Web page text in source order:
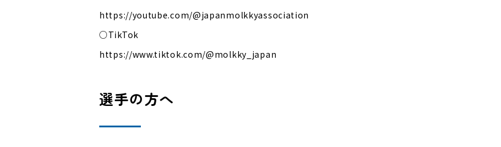
https://youtube.com/@japanmolkkyassociation
○TikTok
https://www.tiktok.com/@molkky_japan
選手の方へ